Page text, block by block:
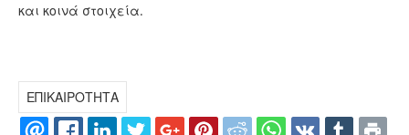
και κοινά στοιχεία.
ΕΠΙΚΑΙΡΟΤΗΤΑ